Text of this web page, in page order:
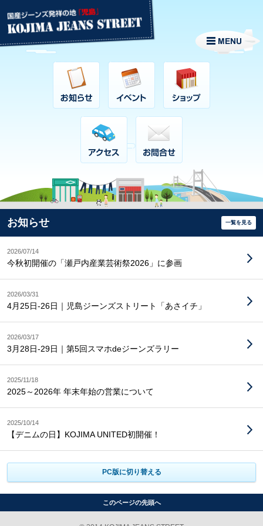
お知らせ 一覧を見る
2026/07/14
今秋初開催の「瀬戸内産業芸術祭2026」に参画
2026/03/31
4月25日-26日｜児島ジーンズストリート「あさイチ」
2026/03/17
3月28日-29日｜第5回スマホdeジーンズラリー
2025/11/18
2025～2026年 年末年始の営業について
2025/10/14
【デニムの日】KOJIMA UNITED初開催！
PC版に切り替える
このページの先頭へ